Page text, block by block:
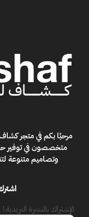
مرحبًا بكم فيمتجر كشاف
متخصصون في توفير
وتصاميم متنوعة
الإشتراك بالنشرة البريدية.!